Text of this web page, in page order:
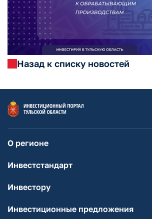
Назад к списку новостей
О регионе
Инвестстандарт
Инвестору
Инвестиционные предложения